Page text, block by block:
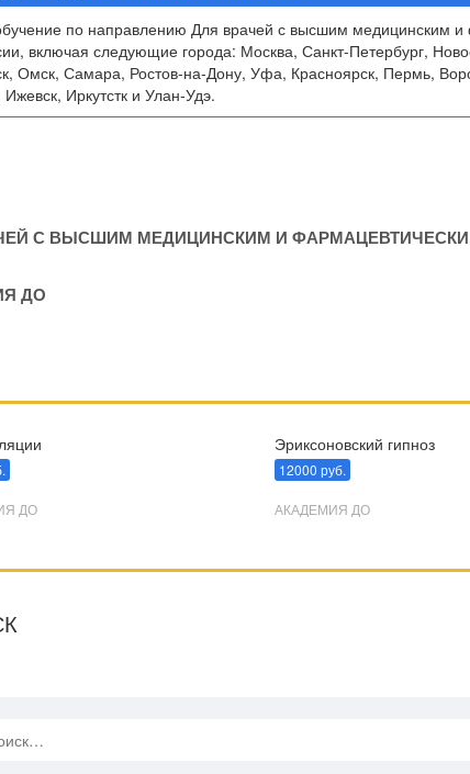
по направлению Для врачей с высшим медицинским и
включая следующие города: Москва, Санкт-Петербург,
Омск, Самара, Ростов-на-Дону, Уфа, Красноярск, Пермь,
Ижевск, Иркутстк и Улан-Удэ.
С ВЫСШИМ МЕДИЦИНСКИМ И
ДО
ДО
Эриксоновский гипноз
12000 руб.
АКАДЕМИЯ ДО